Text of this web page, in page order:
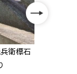
衛標石